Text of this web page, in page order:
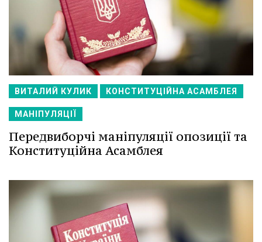
ВИТАЛИЙ КУЛИК КОНСТИТУЦІЙНА АСАМБЛЕЯ
МАНІПУЛЯЦІЇ
Передвиборчі маніпуляції опозиції та
Конституційна Асамблея